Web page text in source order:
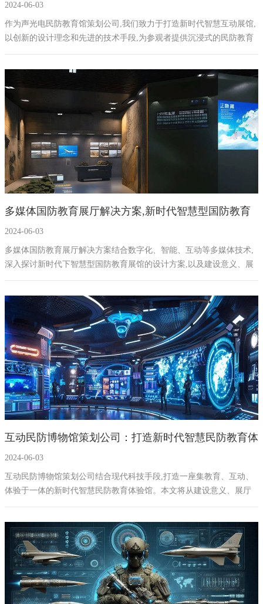
2024-06-03
作为声光电民防教育馆策划公司,我们致力于打造新时代智慧互动展馆,
以创新的设计理念和先进的技术手段,为参观者提供沉浸式的民防教育
体验。本方案将围绕民防主题,通过声光电、数字化、AI等多媒体技术,
展厅弱电施工装修的细节处理。
多媒体国防教育展厅解决方案,新时代智慧型国防教育
展馆设计
2024-06-03
多媒体国防教育展厅解决方案结合数字化、智能、互动等多媒体技术,
深入探讨新时代下智慧型国防教育展馆的设计方案,以及建设意义、展
厅主题、分区及每个分区的建筑造型元素、地域特色素材等,旨在为我
互动民防博物馆策划公司：打造新时代智慧民防教育体
验馆
2024-06-03
互动民防博物馆策划公司结合现代科技手段,打造一座集教育、互动、
体验于一体的新时代智慧民防教育体验馆。本文将从建设意义、展厅
主题、展厅分区、建筑造型元素、地域特色素材、多媒体及数字化技
方面进行详细介绍。